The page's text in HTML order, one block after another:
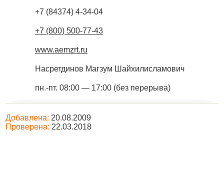
+7 (84374) 4-34-04
+7 (800) 500-77-43
www.aemzrt.ru
Насретдинов Магзум Шайхилисламович
пн.-пт. 08:00 — 17:00 (без перерыва)
Добавлена: 20.08.2009
Проверена: 22.03.2018